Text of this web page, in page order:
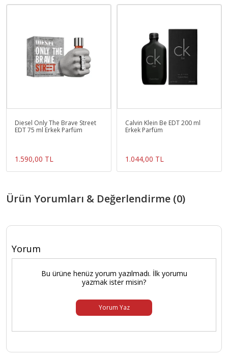
Diesel Only The Brave Street
EDT 75 ml Erkek Parfüm
1.590,00 TL
Calvin Klein Be EDT 200 ml
Erkek Parfüm
1.044,00 TL
Ürün Yorumları & Değerlendirme (0)
Yorum
Bu ürüne henüz yorum yazılmadı. İlk yorumu
yazmak ister misin?
Yorum Yaz